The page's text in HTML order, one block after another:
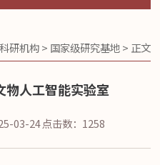
科研机构> 国家级研究基地> 正文
物人工智能实验室
03-24点击数： 1258